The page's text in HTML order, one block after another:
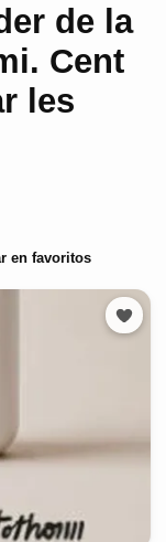
de la
Cent
les
en favoritos